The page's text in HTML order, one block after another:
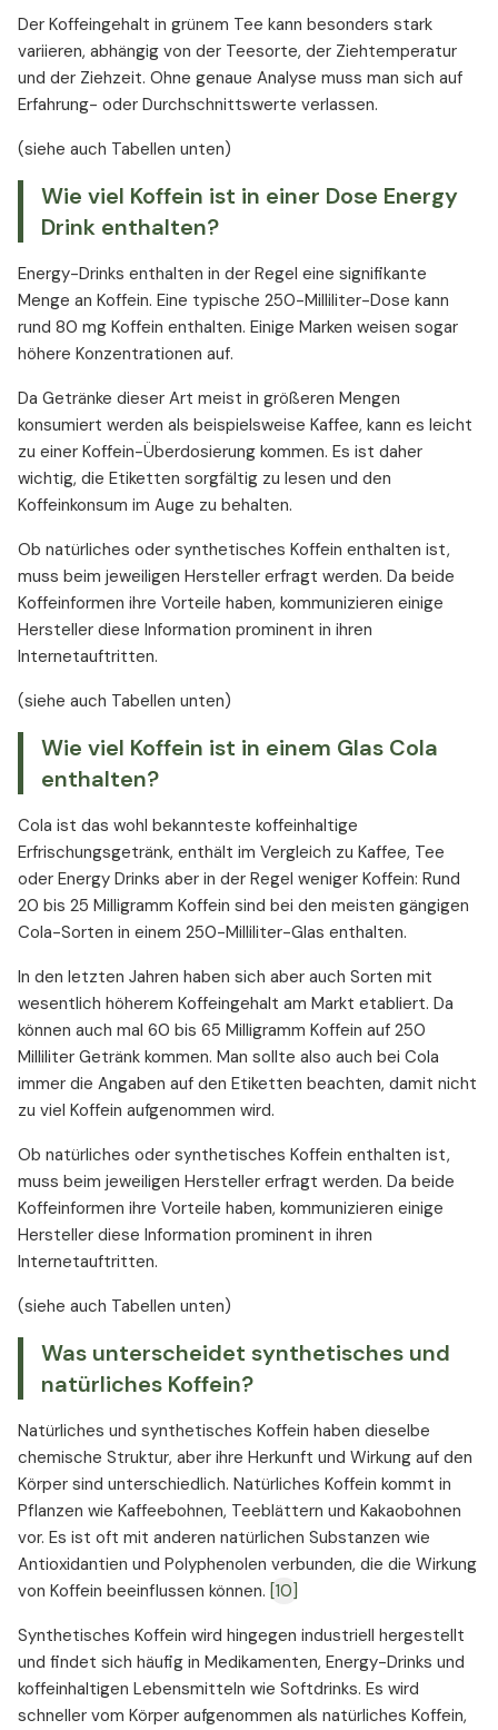
Der Koffeingehalt in grünem Tee kann besonders stark
variieren, abhängig von der Teesorte, der Ziehtemperatur
und der Ziehzeit. Ohne genaue Analyse muss man sich auf
Erfahrung- oder Durchschnittswerte verlassen.
(siehe auch Tabellen unten)
Wie viel Koffein ist in einer Dose Energy
Drink enthalten?
Energy-Drinks enthalten in der Regel eine signifikante
Menge an Koffein. Eine typische 250-Milliliter-Dose kann
rund 80 mg Koffein enthalten. Einige Marken weisen sogar
höhere Konzentrationen auf.
Da Getränke dieser Art meist in größeren Mengen
konsumiert werden als beispielsweise Kaffee, kann es leicht
zu einer Koffein-Überdosierung kommen. Es ist daher
wichtig, die Etiketten sorgfältig zu lesen und den
Koffeinkonsum im Auge zu behalten.
Ob natürliches oder synthetisches Koffein enthalten ist,
muss beim jeweiligen Hersteller erfragt werden. Da beide
Koffeinformen ihre Vorteile haben, kommunizieren einige
Hersteller diese Information prominent in ihren
Internetauftritten.
(siehe auch Tabellen unten)
Wie viel Koffein ist in einem Glas Cola
enthalten?
Cola ist das wohl bekannteste koffeinhaltige
Erfrischungsgetränk, enthält im Vergleich zu Kaffee, Tee
oder Energy Drinks aber in der Regel weniger Koffein: Rund
20 bis 25 Milligramm Koffein sind bei den meisten gängigen
Cola-Sorten in einem 250-Milliliter-Glas enthalten.
In den letzten Jahren haben sich aber auch Sorten mit
wesentlich höherem Koffeingehalt am Markt etabliert. Da
können auch mal 60 bis 65 Milligramm Koffein auf 250
Milliliter Getränk kommen. Man sollte also auch bei Cola
immer die Angaben auf den Etiketten beachten, damit nicht
zu viel Koffein aufgenommen wird.
Ob natürliches oder synthetisches Koffein enthalten ist,
muss beim jeweiligen Hersteller erfragt werden. Da beide
Koffeinformen ihre Vorteile haben, kommunizieren einige
Hersteller diese Information prominent in ihren
Internetauftritten.
(siehe auch Tabellen unten)
Was unterscheidet synthetisches und
natürliches Koffein?
Natürliches und synthetisches Koffein haben dieselbe
chemische Struktur, aber ihre Herkunft und Wirkung auf den
Körper sind unterschiedlich. Natürliches Koffein kommt in
Pflanzen wie Kaffeebohnen, Teeblättern und Kakaobohnen
vor. Es ist oft mit anderen natürlichen Substanzen wie
Antioxidantien und Polyphenolen verbunden, die die Wirkung
von Koffein beeinflussen können. [10]
Synthetisches Koffein wird hingegen industriell hergestellt
und findet sich häufig in Medikamenten, Energy-Drinks und
koffeinhaltigen Lebensmitteln wie Softdrinks. Es wird
schneller vom Körper aufgenommen als natürliches Koffein,